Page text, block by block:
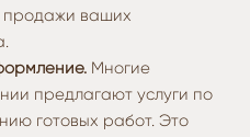
продажи ваших
Многие
предлагают услуги по
готовых работ. Это